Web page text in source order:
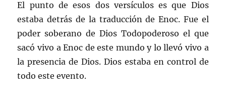
El punto de esos dos versículos es que Dios
estaba detrás de la traducción de Enoc. Fue el
poder soberano de Dios Todopoderoso el que
sacó vivo a Enoc de este mundo y lo llevó vivo a
la presencia de Dios. Dios estaba en control de
todo este evento.